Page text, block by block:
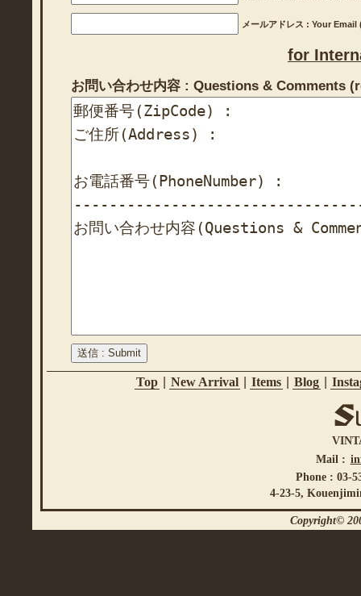
メールアドレス : Your
for
お問い合わせ内容 : Questions & Comments
Top New Arrival Items Blog
Mail :
Phone : 03-
4-23-5,
Copyright©